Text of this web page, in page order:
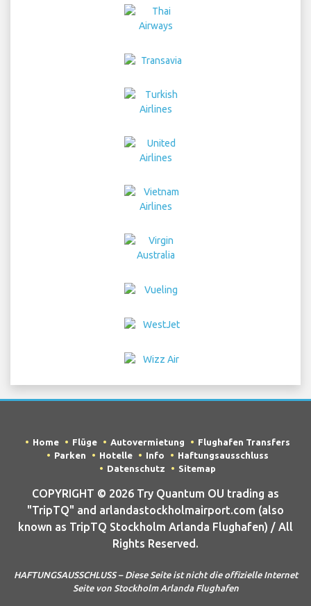
Home Flüge Autovermietung
Flughafen Transfers
Parken
Hotelle Info
Haftungsausschluss
Datenschutz
Sitemap
COPYRIGHT © 2026 Try Quantum OU trading as
"TripTQ" and arlandastockholmairport.com (also
known as TripTQ Stockholm Arlanda Flughafen) / All
Rights Reserved.
HAFTUNGSAUSSCHLUSS – Diese Seite ist nicht die offizielle Internet
Seite von Stockholm Arlanda Flughafen